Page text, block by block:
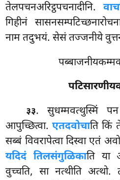
तेलपचनअरिट्ठपचनादीनि.
गिहीनं
नाम तदुभयं. सेसं तज्जनीये
३३. सुधम्मवत्थुस्मिं
आपुच्छित्वा.एतदवोचाति किं
सब्बं विवरापेत्वा दिस्वा एतं
यदिदं तिलसंगुळिकाति या
वुच्चति, सा नत्थीति अत्थो.